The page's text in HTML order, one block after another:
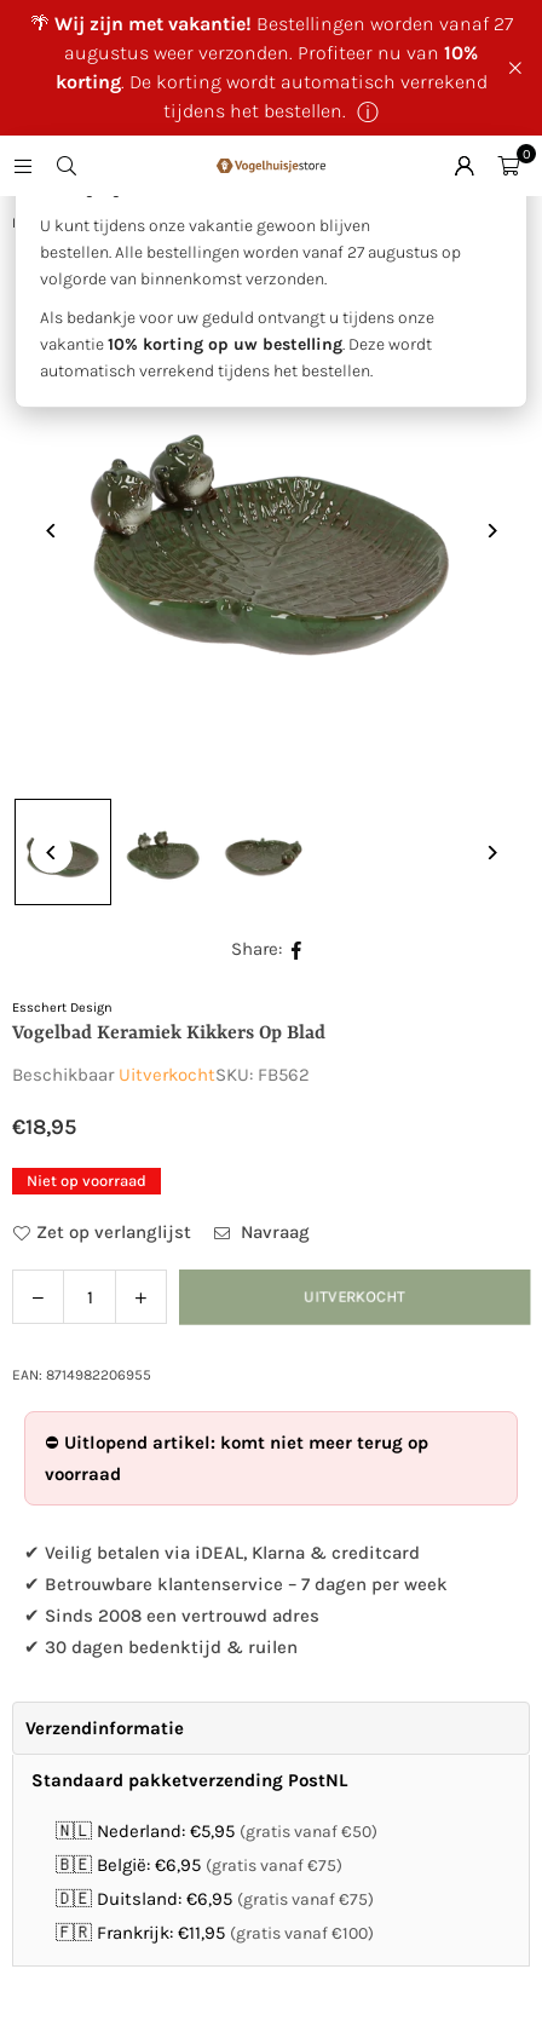
🌴 Wij zijn met vakantie! Bestellingen worden vanaf 27
augustus weer verzonden. Profiteer nu van 10%
korting. De korting wordt automatisch verrekend
tijdens het bestellen. ⓘ
×
U kunt tijdens onze vakantie gewoon blijven
bestellen. Alle bestellingen worden vanaf 27 augustus op
volgorde van binnenkomst verzonden.
Als bedankje voor uw geduld ontvangt u tijdens onze
vakantie10% korting op uw bestelling. Deze wordt
automatisch verrekend tijdens het bestellen.
0
Huis Vogelbad keramiek kikkers op blad
Share:
Esschert Design
Vogelbad Keramiek Kikkers Op Blad
Beschikbaar UitverkochtSKU: FB562
Normale
prijs
€18,95
Niet op voorraad
Zet op verlanglijst Navraag
Hoeveelheid
Verlaag
de
voor
kikkers
op
blad
Verhoog
de
voor
kikkers
blad
UITVERKOCHT
EAN: 8714982206955
⛔ Uitlopend artikel: komt niet meer terug op
voorraad
✔ Veilig betalen via iDEAL, Klarna & creditcard
✔ Betrouwbare klantenservice – 7 dagen per week
✔ Sinds 2008 een vertrouwd adres
✔ 30 dagen bedenktijd & ruilen
Verzendinformatie
Standaard pakketverzending PostNL
🇳🇱 Nederland: €5,95 (gratis vanaf €50)
🇧🇪 België: €6,95 (gratis vanaf €75)
🇩🇪 Duitsland: €6,95 (gratis vanaf €75)
🇫🇷 Frankrijk: €11,95 (gratis vanaf €100)